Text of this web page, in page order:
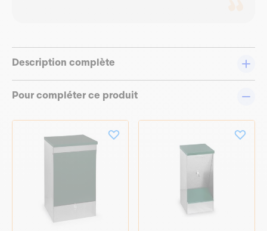
Description complète
Pour compléter ce produit